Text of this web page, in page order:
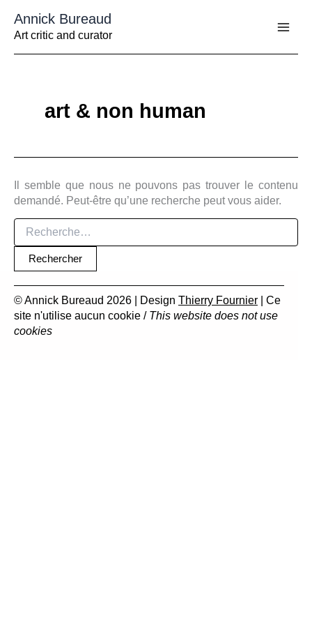
contenu
Annick Bureaud
Art critic and curator
art & non human
Il semble que nous ne pouvons pas trouver le contenu
demandé. Peut-être qu’une recherche peut vous aider.
Rechercher :
© Annick Bureaud 2026 | Design Thierry Fournier | Ce
site n'utilise aucun cookie / This website does not use
cookies